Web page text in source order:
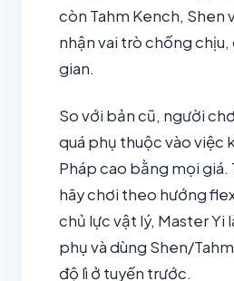
còn Tahm Kench, Shen
nhận vai trò chống
gian.
So với bản cũ, người
quá phụ thuộc vào việc
Pháp cao bằng mọi giá.
hãy chơi theo hướng
chủ lực vật lý, Master Yi
phụ và dùng Shen/
độ lì ở tuyến trước.